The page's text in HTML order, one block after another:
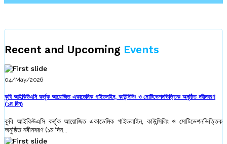
Recent and Upcoming Events
04/May/2026
কুবি আইকিউএসি কর্তৃক আয়োজিত একাডেমিক গাইডলাইন, কাউন্সিলিং ও মোটিভেশনভিত্তিক অনুষ্ঠিত নবীনবরণ
(১ম দিন)
কুবি আইকিউএসি কর্তৃক আয়োজিত একাডেমিক গাইডলাইন, কাউন্সিলিং ও মোটিভেশনভিত্তিক
অনুষ্ঠিত নবীনবরণ (১ম দিন...